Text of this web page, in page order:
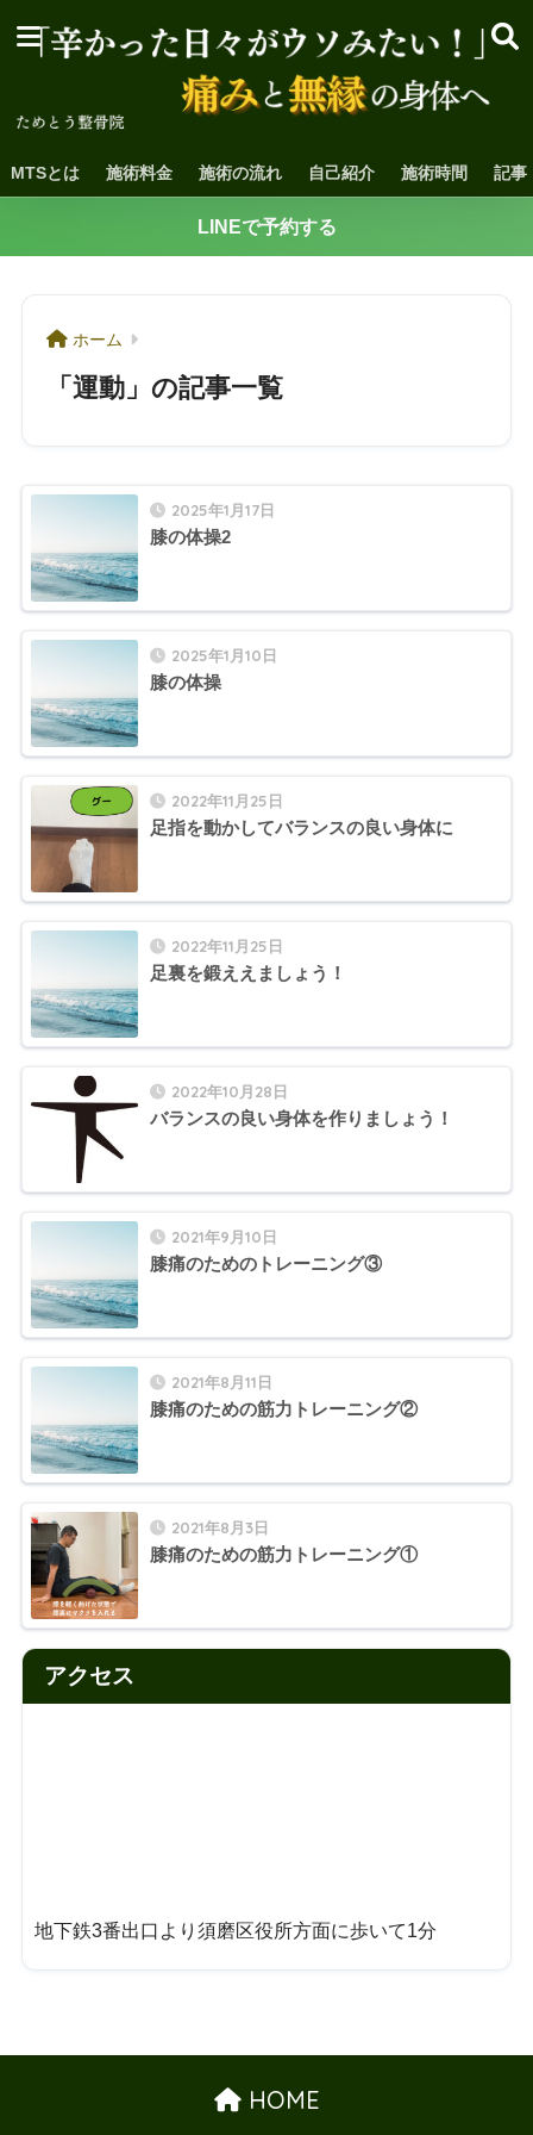
MTSとは 施術料金 施術の流れ 自己紹介 施術時間 記事
LINEで予約する
ホーム
「運動」の記事一覧
2025年1月17日
膝の体操2
2025年1月10日
膝の体操
2022年11月25日
足指を動かしてバランスの良い身体に
2022年11月25日
足裏を鍛ええましょう！
2022年10月28日
バランスの良い身体を作りましょう！
2021年9月10日
膝痛のためのトレーニング③
2021年8月11日
膝痛のための筋力トレーニング②
2021年8月3日
膝痛のための筋力トレーニング①
アクセス
地下鉄3番出口より須磨区役所方面に歩いて1分
HOME